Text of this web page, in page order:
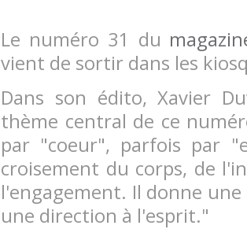
Le numéro 31 du
vient de sortir dans les
Dans son édito, Xavier
thème central de ce
par "coeur", parfois par
croisement du corps, de
l'engagement. Il donne
une direction à l'esprit."